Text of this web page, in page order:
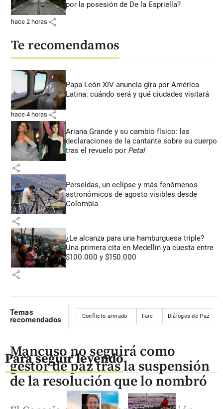
por la posesión de De la Espriella?
hace 2 horas share
Te recomendamos
Papa León XIV anuncia gira por América
Latina: cuándo será y qué ciudades visitará
hace 4 horas share
Ariana Grande y su cambio físico: las
declaraciones de la cantante sobre su cuerpo
tras el revuelo por Petal
share
Perseidas, un eclipse y más fenómenos
astronómicos de agosto visibles desde
Colombia
share
¿Le alcanza para una hamburguesa triple?
Una primera cita en Medellín ya cuesta entre
$100.000 y $150.000
share
Temas
recomendados
Conflicto armado Farc Diálogos de Paz
Para seguir leyendo
Mancuso no seguirá como
gestor de paz tras la suspensión
de la resolución que lo nombró